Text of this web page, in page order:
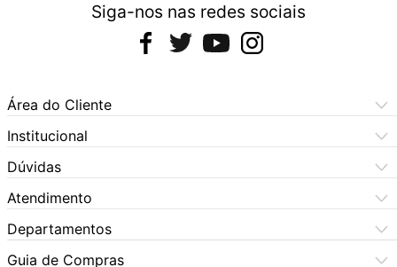
Siga-nos nas redes sociais
Área do Cliente
Meus Pedidos
Meus Dados
Institucional
Central de Atendimento
Dúvidas Frequentes
Formas de Pagamento
Política de Privacidade
Quem Somos
Dúvidas
Como Comprar
Dúvidas Frequentes
Política de Cookies
Atendimento
(11) 3060-6100
Segunda à sexta das 9h às 17:30h
Sábados das 9h às 17h
X5 Rua do Seminário
Departamentos
Automotivo
Guia de Compras